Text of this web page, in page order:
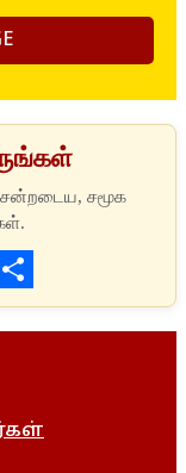
Share